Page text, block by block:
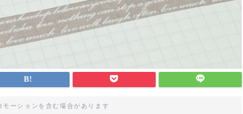
モーションを含む場合があります